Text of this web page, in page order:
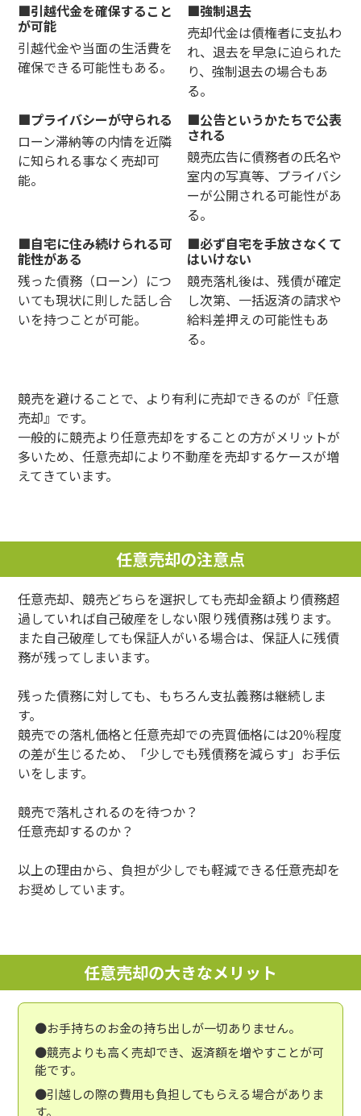
引越代金を確保すること
が可能
引越代金や当面の生活費を
確保できる可能性もある。
強制退去
売却代金は債権者に支払わ
れ、退去を早急に迫られた
り、強制退去の場合もあ
る。
プライバシーが守られる
ローン滞納等の内情を近隣
に知られる事なく売却可
能。
公告というかたちで公表
される
競売広告に債務者の氏名や
室内の写真等、プライバシ
ーが公開される可能性があ
る。
自宅に住み続けられる可
能性がある
残った債務（ローン）につ
いても現状に則した話し合
いを持つことが可能。
必ず自宅を手放さなくて
はいけない
競売落札後は、残債が確定
し次第、一括返済の請求や
給料差押えの可能性もあ
る。
競売を避けることで、より有利に売却できるのが『任意
売却』です。
一般的に競売より任意売却をすることの方がメリットが
多いため、任意売却により不動産を売却するケースが増
えてきています。
任意売却の注意点
任意売却、競売どちらを選択しても売却金額より債務超
過していれば自己破産をしない限り残債務は残ります。
また自己破産しても保証人がいる場合は、保証人に残債
務が残ってしまいます。
残った債務に対しても、もちろん支払義務は継続しま
す。
競売での落札価格と任意売却での売買価格には20％程度
の差が生じるため、「少しでも残債務を減らす」お手伝
いをします。
競売で落札されるのを待つか？
任意売却するのか？
以上の理由から、負担が少しでも軽減できる任意売却を
お奨めしています。
任意売却の大きなメリット
●お手持ちのお金の持ち出しが一切ありません。
●競売よりも高く売却でき、返済額を増やすことが可
能です。
●引越しの際の費用も負担してもらえる場合がありま
す。